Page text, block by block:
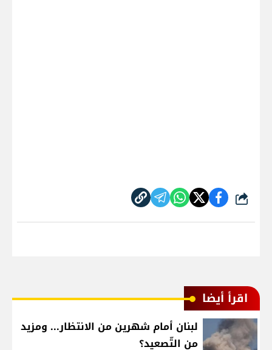
شارك
اقرأ أيضا
لبنان أمام شهرين من الانتظار... ومزيد
من التّصعيد؟